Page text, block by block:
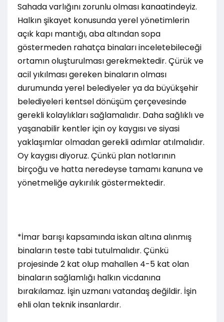
Sahada varlığını zorunlu olması kanaatindeyiz.
Halkın şikayet konusunda yerel yönetimlerin
açık kapı mantığı, aba altından sopa
göstermeden rahatça binaları inceletebileceği
ortamın oluşturulması gerekmektedir. Çürük ve
acil yıkılması gereken binaların olması
durumunda yerel belediyeler ya da büyükşehir
belediyeleri kentsel dönüşüm çerçevesinde
gerekli kolaylıkları sağlamalıdır. Daha sağlıklı ve
yaşanabilir kentler için oy kaygısı ve siyasi
yaklaşımlar olmadan gerekli adımlar atılmalıdır.
Oy kaygısı diyoruz. Çünkü plan notlarının
birçoğu ve hatta neredeyse tamamı kanuna ve
yönetmeliğe aykırılık göstermektedir.
*İmar barışı kapsamında iskan altına alınmış
binaların teste tabi tutulmalıdır. Çünkü
projesinde 2 kat olup mahallen 4-5 kat olan
binaların sağlamlığı halkın vicdanına
bırakılamaz. İşin uzmanı vatandaş değildir. İşin
ehli olan teknik insanlardır.